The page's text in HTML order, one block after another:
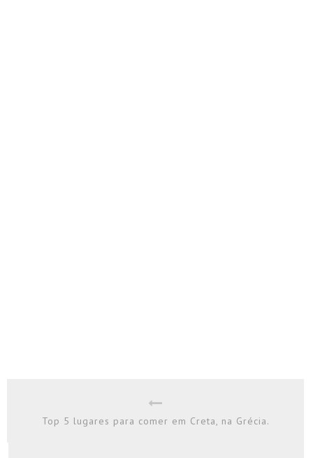
Top 5 lugares para comer em Creta, na Grécia.